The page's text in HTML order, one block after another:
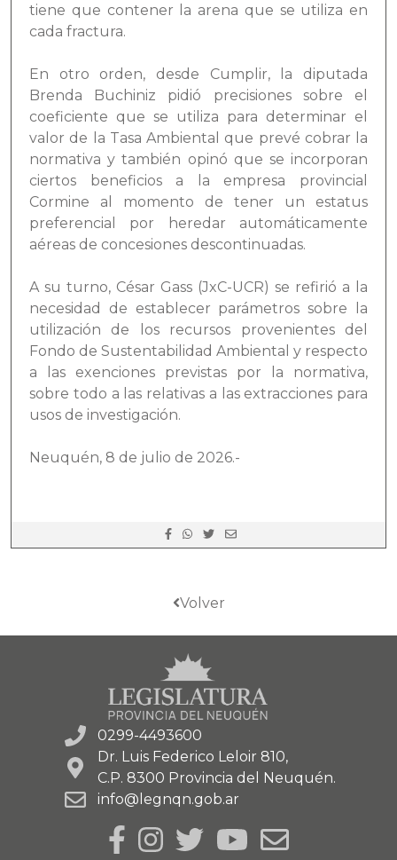
tiene que contener la arena que se utiliza en
cada fractura.
En otro orden, desde Cumplir, la diputada
Brenda Buchiniz pidió precisiones sobre el
coeficiente que se utiliza para determinar el
valor de la Tasa Ambiental que prevé cobrar la
normativa y también opinó que se incorporan
ciertos beneficios a la empresa provincial
Cormine al momento de tener un estatus
preferencial por heredar automáticamente
aéreas de concesiones descontinuadas.
A su turno, César Gass (JxC-UCR) se refirió a la
necesidad de establecer parámetros sobre la
utilización de los recursos provenientes del
Fondo de Sustentabilidad Ambiental y respecto
a las exenciones previstas por la normativa,
sobre todo a las relativas a las extracciones para
usos de investigación.
Neuquén, 8 de julio de 2026.-
Volver
0299-4493600
Dr. Luis Federico Leloir 810,
C.P. 8300 Provincia del Neuquén.
info@legnqn.gob.ar